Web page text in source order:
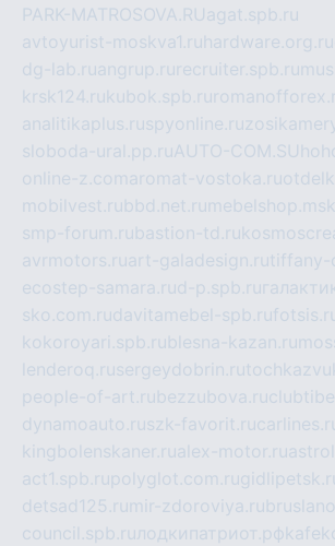
PARK-MATROSOVA.RUagat.spb.ru
avtoyurist-moskva1.ru hardware.org.ru
dg-lab.ruangrup.ru recruiter.spb.ru
krsk124.rukubok.spb.ru
analitikaplus.ruspyonline.ru
sloboda-ural.pp.ruAUTO-COM.SU
online-z.comaromat-vostoka.ru
mobilvest.rubbd.net.ru
smp-forum.rubastion-td.ru
avrmotors.ruart-galadesign.rutiffany-
ecostep-samara.rud-p.spb.ru
sko.com.rudavitamebel-spb.ru
kokoroyari.spb.rublesna-kazan.ru
lenderoq.rusergeydobrin.ru
people-of-art.rubezzubova.ru
dynamoauto.ruszk-favorit.ru
kingbolenskaner.rualex-motor.ru
act1.spb.rupolyglot.com.ru
detsad125.ru mir-zdoroviya.ru
council.spb.ruлодкипатриот.рф